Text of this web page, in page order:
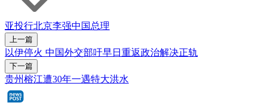
亚投行北京李强中国总理
上一篇
以伊停火 中国外交部吁早日重返政治解决正轨
下一篇
贵州榕江遭30年一遇特大洪水